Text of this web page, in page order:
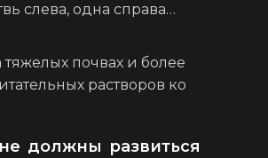
слева, одна справа…
почвах и более
растворов ко
должны развиться